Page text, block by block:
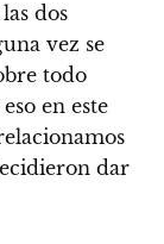
dos
vez se
todo
en este
dar